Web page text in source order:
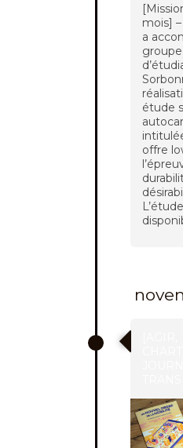
mois]
a
groupe
étude
offre